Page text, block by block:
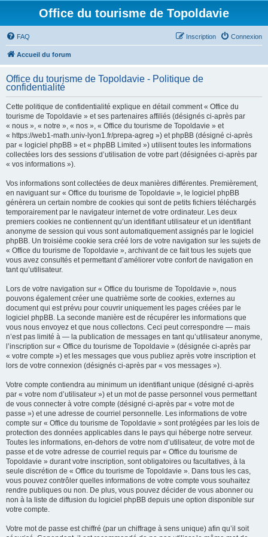
Office du tourisme de Topoldavie
FAQ Connexion
Inscription
Accueil du forum
Office du tourisme de Topoldavie - Politique de
confidentialité
Cette politique de confidentialité explique en détail comment « Office du
tourisme de Topoldavie » et ses partenaires affiliés (désignés ci-après par
« nous », « notre », « nos », « Office du tourisme de Topoldavie » et
« https://web1-math.univ-lyon1.fr/prepa-agreg ») et phpBB (désigné ci-après
par « logiciel phpBB » et « phpBB Limited ») utilisent toutes les informations
collectées lors des sessions d’utilisation de votre part (désignées ci-après par
« vos informations »).
Vos informations sont collectées de deux manières différentes. Premièrement,
en naviguant sur « Office du tourisme de Topoldavie », le logiciel phpBB
génèrera un certain nombre de cookies qui sont de petits fichiers téléchargés
temporairement par le navigateur internet de votre ordinateur. Les deux
premiers cookies ne contiennent qu’un identifiant utilisateur et un identifiant
anonyme de session qui vous sont automatiquement assignés par le logiciel
phpBB. Un troisième cookie sera créé lors de votre navigation sur les sujets de
« Office du tourisme de Topoldavie », archivant de ce fait tous les sujets que
vous avez consultés et permettant d’améliorer votre confort de navigation en
tant qu’utilisateur.
Lors de votre navigation sur « Office du tourisme de Topoldavie », nous
pouvons également créer une quatrième sorte de cookies, externes au
document qui est prévu pour couvrir uniquement les pages créées par le
logiciel phpBB. La seconde manière est de récupérer les informations que
vous nous envoyez et que nous collectons. Ceci peut correspondre — mais
n’est pas limité à — la publication de messages en tant qu’utilisateur anonyme,
l’inscription sur « Office du tourisme de Topoldavie » (désignée ci-après par
« votre compte ») et les messages que vous publiez après votre inscription et
lors de votre connexion (désignés ci-après par « vos messages »).
Votre compte contiendra au minimum un identifiant unique (désigné ci-après
par « votre nom d’utilisateur ») et un mot de passe personnel vous permettant
de vous connecter à votre compte (désigné ci-après par « votre mot de
passe ») et une adresse de courriel personnelle. Les informations de votre
compte sur « Office du tourisme de Topoldavie » sont protégées par les lois de
protection des données applicables dans le pays qui héberge notre serveur.
Toutes les informations, en-dehors de votre nom d’utilisateur, de votre mot de
passe et de votre adresse de courriel requis par « Office du tourisme de
Topoldavie » durant votre inscription, sont obligatoires ou facultatives, à la
seule discrétion de « Office du tourisme de Topoldavie ». Dans tous les cas,
vous pouvez contrôler quelles informations de votre compte vous souhaitez
rendre publiques ou non. De plus, vous pouvez décider de vous abonner ou
non à la liste de diffusion du logiciel phpBB depuis une option disponible sur
votre compte.
Votre mot de passe est chiffré (par un chiffrage à sens unique) afin qu’il soit